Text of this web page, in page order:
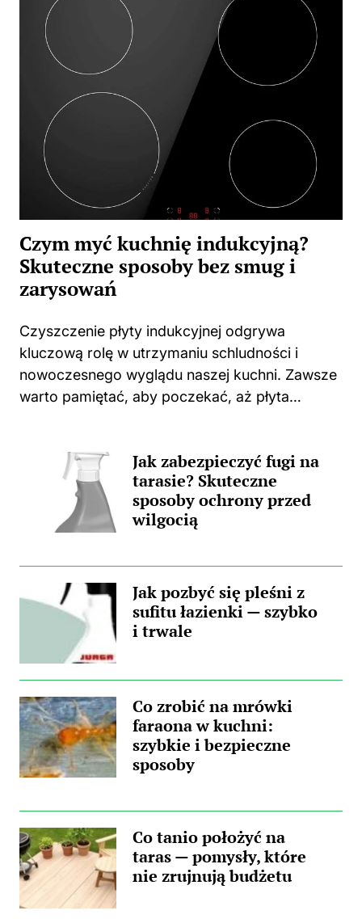
Czym myć kuchnię indukcyjną?
Skuteczne sposoby bez smug i
zarysowań
Czyszczenie płyty indukcyjnej odgrywa
kluczową rolę w utrzymaniu schludności i
nowoczesnego wyglądu naszej kuchni. Zawsze
warto pamiętać, aby poczekać, aż płyta
powierzchni może prowadzić do
nieprzyjemnych zapachów, a także trwałych...
Jak zabezpieczyć fugi na
tarasie? Skuteczne
sposoby ochrony przed
wilgocią
Jak pozbyć się pleśni z
sufitu łazienki — szybko
i trwale
Co zrobić na mrówki
faraona w kuchni:
szybkie i bezpieczne
sposoby
Co tanio położyć na
taras — pomysły, które
nie zrujnują budżetu